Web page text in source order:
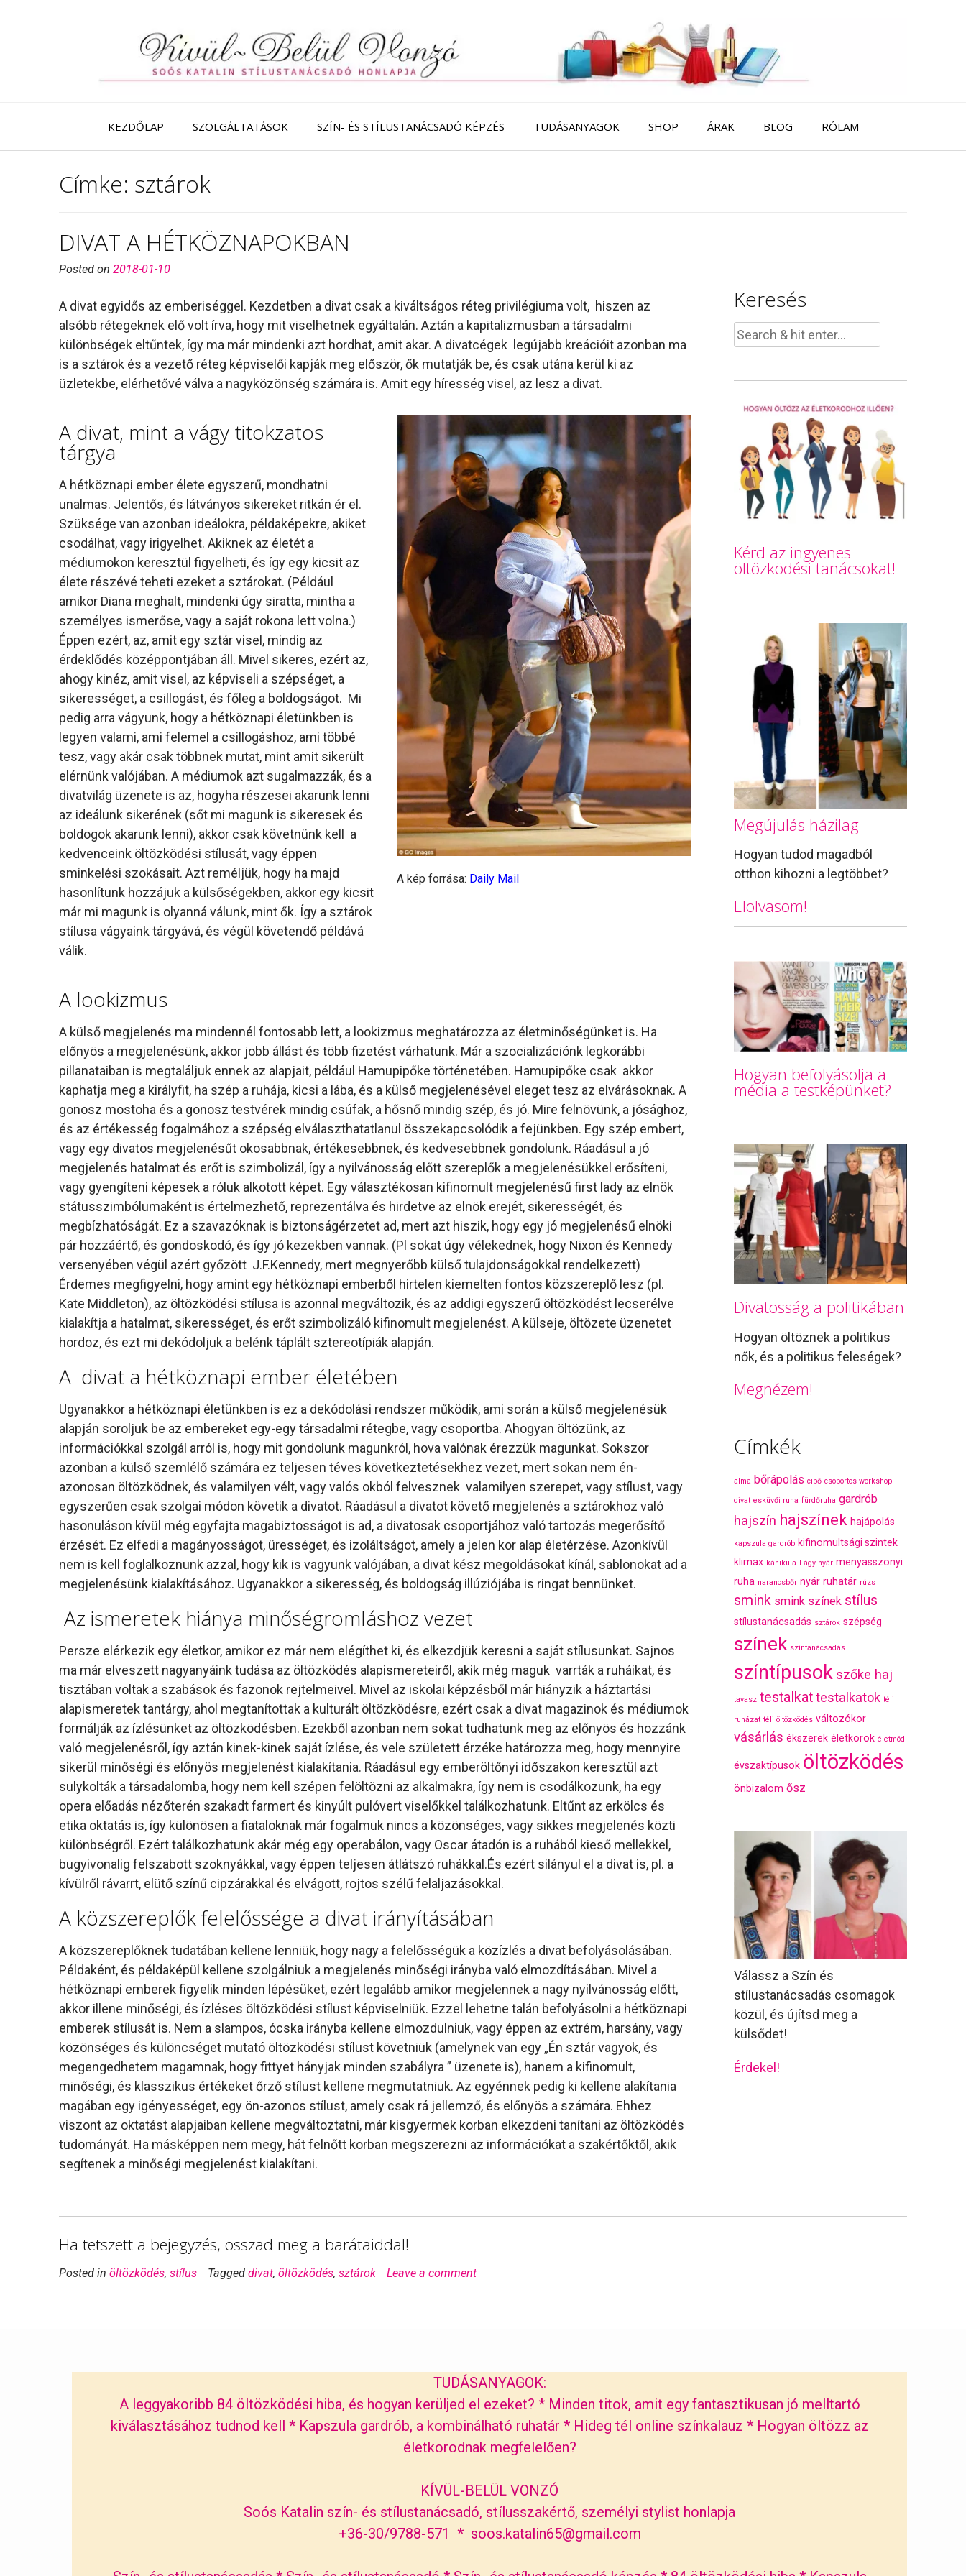
KEZDŐLAP SZOLGÁLTATÁSOK SZÍN- ÉS STÍLUSTANÁCSADÓ KÉPZÉS TUDÁSANYAGOK SHOP ÁRAK BLOG RÓLAM
Címke: sztárok
DIVAT A HÉTKÖZNAPOKBAN
Posted on 2018-01-10
A divat egyidős az emberiséggel. Kezdetben a divat csak a kiváltságos réteg privilégiuma volt, hiszen az
alsóbb rétegeknek elő volt írva, hogy mit viselhetnek egyáltalán. Aztán a kapitalizmusban a társadalmi
különbségek eltűntek, így ma már mindenki azt hordhat, amit akar. A divatcégek legújabb kreációit azonban ma
is a sztárok és a vezető réteg képviselői kapják meg először, ők mutatják be, és csak utána kerül ki az
üzletekbe, elérhetővé válva a nagyközönség számára is. Amit egy híresség visel, az lesz a divat.
A divat, mint a vágy titokzatos
tárgya
A hétköznapi ember élete egyszerű, mondhatni
unalmas. Jelentős, és látványos sikereket ritkán ér el.
Szüksége van azonban ideálokra, példaképekre, akiket
csodálhat, vagy irigyelhet. Akiknek az életét a
médiumokon keresztül figyelheti, és így egy kicsit az
élete részévé teheti ezeket a sztárokat. (Például
amikor Diana meghalt, mindenki úgy siratta, mintha a
személyes ismerőse, vagy a saját rokona lett volna.)
Éppen ezért, az, amit egy sztár visel, mindig az
érdeklődés középpontjában áll. Mivel sikeres, ezért az,
ahogy kinéz, amit visel, az képviseli a szépséget, a
sikerességet, a csillogást, és főleg a boldogságot. Mi
pedig arra vágyunk, hogy a hétköznapi életünkben is
legyen valami, ami felemel a csillogáshoz, ami többé
tesz, vagy akár csak többnek mutat, mint amit sikerült
elérnünk valójában. A médiumok azt sugalmazzák, és a
divatvilág üzenete is az, hogyha részesei akarunk lenni
az ideálunk sikerének (sőt mi magunk is sikeresek és
boldogok akarunk lenni), akkor csak követnünk kell a
kedvenceink öltözködési stílusát, vagy éppen
sminkelési szokásait. Azt reméljük, hogy ha majd
hasonlítunk hozzájuk a külsőségekben, akkor egy kicsit
már mi magunk is olyanná válunk, mint ők. Így a sztárok
stílusa vágyaink tárgyává, és végül követendő példává
válik.
A kép forrása: Daily Mail
A lookizmus
A külső megjelenés ma mindennél fontosabb lett, a lookizmus meghatározza az életminőségünket is. Ha
előnyös a megjelenésünk, akkor jobb állást és több fizetést várhatunk. Már a szocializációnk legkorábbi
pillanataiban is megtaláljuk ennek az alapjait, például Hamupipőke történetében. Hamupipőke csak akkor
kaphatja meg a királyfit, ha szép a ruhája, kicsi a lába, és a külső megjelenésével eleget tesz az elvárásoknak. A
gonosz mostoha és a gonosz testvérek mindig csúfak, a hősnő mindig szép, és jó. Mire felnövünk, a jósághoz,
és az értékesség fogalmához a szépség elválaszthatatlanul összekapcsolódik a fejünkben. Egy szép embert,
vagy egy divatos megjelenésűt okosabbnak, értékesebbnek, és kedvesebbnek gondolunk. Ráadásul a jó
megjelenés hatalmat és erőt is szimbolizál, így a nyilvánosság előtt szereplők a megjelenésükkel erősíteni,
vagy gyengíteni képesek a róluk alkotott képet. Egy választékosan kifinomult megjelenésű first lady az elnök
státusszimbólumaként is értelmezhető, reprezentálva és hirdetve az elnök erejét, sikerességét, és
megbízhatóságát. Ez a szavazóknak is biztonságérzetet ad, mert azt hiszik, hogy egy jó megjelenésű elnöki
pár hozzáértő, és gondoskodó, és így jó kezekben vannak. (Pl sokat úgy vélekednek, hogy Nixon és Kennedy
versenyében végül azért győzött J.F.Kennedy, mert megnyerőbb külső tulajdonságokkal rendelkezett)
Érdemes megfigyelni, hogy amint egy hétköznapi emberből hirtelen kiemelten fontos közszereplő lesz (pl.
Kate Middleton), az öltözködési stílusa is azonnal megváltozik, és az addigi egyszerű öltözködést lecserélve
kialakítja a hatalmat, sikerességet, és erőt szimbolizáló kifinomult megjelenést. A külseje, öltözete üzenetet
hordoz, és ezt mi dekódoljuk a belénk táplált sztereotípiák alapján.
A divat a hétköznapi ember életében
Ugyanakkor a hétköznapi életünkben is ez a dekódolási rendszer működik, ami során a külső megjelenésük
alapján soroljuk be az embereket egy-egy társadalmi rétegbe, vagy csoportba. Ahogyan öltözünk, az
információkkal szolgál arról is, hogy mit gondolunk magunkról, hova valónak érezzük magunkat. Sokszor
azonban a külső szemlélő számára ez teljesen téves következtetésekhez vezet, mert sokan nem én-
azonosan öltözködnek, és valamilyen vélt, vagy valós okból felvesznek valamilyen szerepet, vagy stílust, vagy
egyszerűen csak szolgai módon követik a divatot. Ráadásul a divatot követő megjelenés a sztárokhoz való
hasonuláson kívül még egyfajta magabiztosságot is ad, a divatosak csoportjához való tartozás megerősítő
érzését. Ez elfedi a magányosságot, ürességet, és izoláltságot, amely a jelen kor alap életérzése. Azonkívül
nem is kell foglalkoznunk azzal, hogy kik is vagyunk valójában, a divat kész megoldásokat kínál, sablonokat ad a
megjelenésünk kialakításához. Ugyanakkor a sikeresség, és boldogság illúziójába is ringat bennünket.
Az ismeretek hiánya minőségromláshoz vezet
Persze elérkezik egy életkor, amikor ez már nem elégíthet ki, és elkezdjük keresni a saját stílusunkat. Sajnos
ma már elveszett nagyanyáink tudása az öltözködés alapismereteiről, akik még maguk varrták a ruháikat, és
tisztában voltak a szabások és fazonok rejtelmeivel. Mivel az iskolai képzésből már hiányzik a háztartási
alapismeretek tantárgy, ahol megtanítottak a kulturált öltözködésre, ezért csak a divat magazinok és médiumok
formálják az ízlésünket az öltözködésben. Ezekből azonban nem sokat tudhatunk meg az előnyös és hozzánk
való megjelenésről, így aztán kinek-kinek saját ízlése, és vele született érzéke határozza meg, hogy mennyire
sikerül minőségi és előnyös megjelenést kialakítania. Ráadásul egy emberöltőnyi időszakon keresztül azt
sulykolták a társadalomba, hogy nem kell szépen felöltözni az alkalmakra, így nem is csodálkozunk, ha egy
opera előadás nézőterén szakadt farmert és kinyúlt pulóvert viselőkkel találkozhatunk. Eltűnt az erkölcs és
etika oktatás is, így különösen a fiataloknak már fogalmuk nincs a közönséges, vagy sikkes megjelenés közti
különbségről. Ezért találkozhatunk akár még egy operabálon, vagy Oscar átadón is a ruhából kieső mellekkel,
bugyivonalig felszabott szoknyákkal, vagy éppen teljesen átlátszó ruhákkal.És ezért silányul el a divat is, pl. a
kívülről rávarrt, elütő színű cipzárakkal és elvágott, rojtos szélű felaljazásokkal.
A közszereplők felelőssége a divat irányításában
A közszereplőknek tudatában kellene lenniük, hogy nagy a felelősségük a közízlés a divat befolyásolásában.
Példaként, és példaképül kellene szolgálniuk a megjelenés minőségi irányba való elmozdításában. Mivel a
hétköznapi emberek figyelik minden lépésüket, ezért legalább amikor megjelennek a nagy nyilvánosság előtt,
akkor illene minőségi, és ízléses öltözködési stílust képviselniük. Ezzel lehetne talán befolyásolni a hétköznapi
emberek stílusát is. Nem a slampos, ócska irányba kellene elmozdulniuk, vagy éppen az extrém, harsány, vagy
közönséges és különcséget mutató öltözködési stílust követniük (amelynek van egy „Én sztár vagyok, és
megengedhetem magamnak, hogy fittyet hányjak minden szabályra ” üzenete is), hanem a kifinomult,
minőségi, és klasszikus értékeket őrző stílust kellene megmutatniuk. Az egyénnek pedig ki kellene alakítania
magában egy igényességet, egy ön-azonos stílust, amely csak rá jellemző, és előnyös a számára. Ehhez
viszont az oktatást alapjaiban kellene megváltoztatni, már kisgyermek korban elkezdeni tanítani az öltözködés
tudományát. Ha másképpen nem megy, hát felnőtt korban megszerezni az információkat a szakértőktől, akik
segítenek a minőségi megjelenést kialakítani.
Keresés
Kérd az ingyenes
öltözködési tanácsokat!
Megújulás házilag
Hogyan tudod magadból
otthon kihozni a legtöbbet?
Elolvasom!
Hogyan befolyásolja a
média a testképünket?
Divatosság a politikában
Hogyan öltöznek a politikus
nők, és a politikus feleségek?
Megnézem!
Címkék
alma bőrápolás cipő csoportos workshop
divat esküvői ruha fürdőruha gardrób
hajszín hajszínek hajápolás
kapszula gardrób kifinomultsági szintek
klimax kánikula Lágy nyár menyasszonyi
ruha narancsbőr nyár ruhatár rúzs
smink smink színek stílus
stílustanácsadás sztárok szépség
színek színtanácsadás
színtípusok szőke haj
tavasz testalkattestalkatok téli
ruházat téli öltözködés változókor
vásárlás ékszerek életkorok életmód
évszaktípusok öltözködés
önbizalom ősz
Válassz a Szín és
stílustanácsadás csomagok
közül, és újítsd meg a
külsődet!
Érdekel!
Ha tetszett a bejegyzés, osszad meg a barátaiddal!
Posted in öltözködés, stílus Tagged divat, öltözködés, sztárok Leave a comment
TUDÁSANYAGOK:
A leggyakoribb 84 öltözködési hiba, és hogyan kerüljed el ezeket? * Minden titok, amit egy fantasztikusan jó melltartó
kiválasztásához tudnod kell * Kapszula gardrób, a kombinálható ruhatár * Hideg tél online színkalauz * Hogyan öltözz az
életkorodnak megfelelően?
KÍVÜL-BELÜL VONZÓ
Soós Katalin szín- és stílustanácsadó, stílusszakértő, személyi stylist honlapja
+36-30/9788-571 * soos.katalin65@gmail.com